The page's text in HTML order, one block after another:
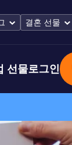
결혼 선물
선물로그인